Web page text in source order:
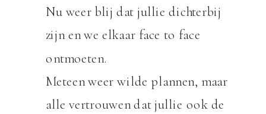
Nu weer blij dat jullie dichterbij
zijn en we elkaar face to face
ontmoeten.
Meteen weer wilde plannen, maar
alle vertrouwen dat jullie ook de